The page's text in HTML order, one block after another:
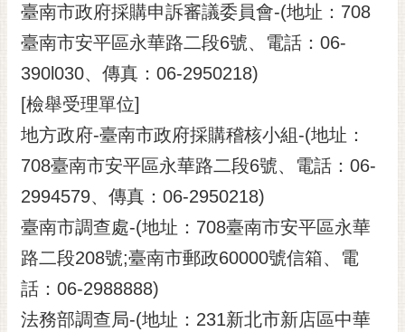
臺南市政府採購申訴審議委員會-(地址：708
臺南市安平區永華路二段6號、電話：06-
390l030、傳真：06-2950218)
[檢舉受理單位]
地方政府-臺南市政府採購稽核小組-(地址：
708臺南市安平區永華路二段6號、電話：06-
2994579、傳真：06-2950218)
臺南市調查處-(地址：708臺南市安平區永華
路二段208號;臺南市郵政60000號信箱、電
話：06-2988888)
法務部調查局-(地址：231新北市新店區中華